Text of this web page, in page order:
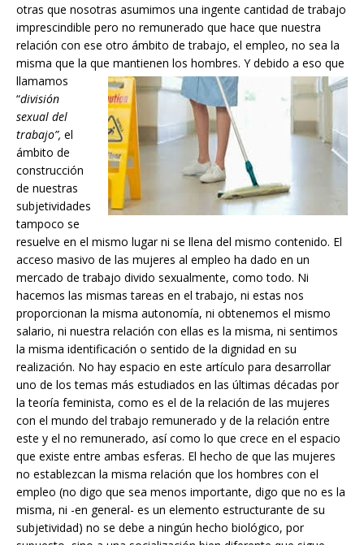
otras que nosotras asumimos una ingente cantidad de trabajo
imprescindible pero no remunerado que hace que nuestra
relación con ese otro ámbito de trabajo, el empleo, no sea la
misma que la que mantienen los hombres. Y debido a eso que
llamamos
“división
sexual del
trabajo”, el
ámbito de
construcción
de nuestras
subjetividades
tampoco se
resuelve en el mismo lugar ni se llena del mismo contenido. El
acceso masivo de las mujeres al empleo ha dado en un
mercado de trabajo divido sexualmente, como todo. Ni
hacemos las mismas tareas en el trabajo, ni estas nos
proporcionan la misma autonomía, ni obtenemos el mismo
salario, ni nuestra relación con ellas es la misma, ni sentimos
la misma identificación o sentido de la dignidad en su
realización. No hay espacio en este artículo para desarrollar
uno de los temas más estudiados en las últimas décadas por
la teoría feminista, como es el de la relación de las mujeres
con el mundo del trabajo remunerado y de la relación entre
este y el no remunerado, así como lo que crece en el espacio
que existe entre ambas esferas. El hecho de que las mujeres
no establezcan la misma relación que los hombres con el
empleo (no digo que sea menos importante, digo que no es la
misma, ni -en general- es un elemento estructurante de su
subjetividad) no se debe a ningún hecho biológico, por